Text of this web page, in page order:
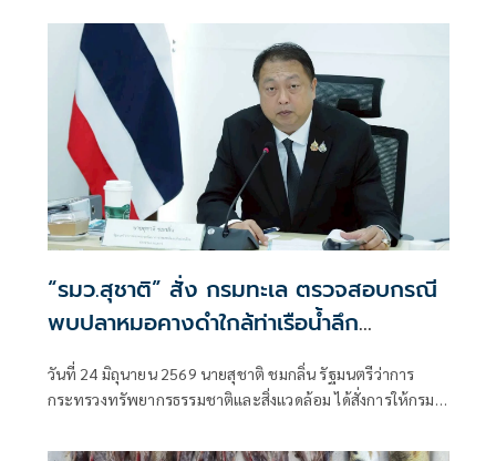
“รมว.สุชาติ” สั่ง กรมทะเล ตรวจสอบกรณี
พบปลาหมอคางดำใกล้ท่าเรือน้ำลึก
บางสะพาน เร่งเฝ้าระวังป้องกันกระทบระบบ
นิเวศทะเล
วันที่ 24 มิถุนายน 2569 นายสุชาติ ชมกลิ่น รัฐมนตรีว่าการ
กระทรวงทรัพยากรธรรมชาติและสิ่งแวดล้อม ได้สั่งการให้กรม
ซบุ๊ก “ไต๋หนึ่ง บางสะพาน” แจ้งการพบ “ปลาหมอคางดำ”